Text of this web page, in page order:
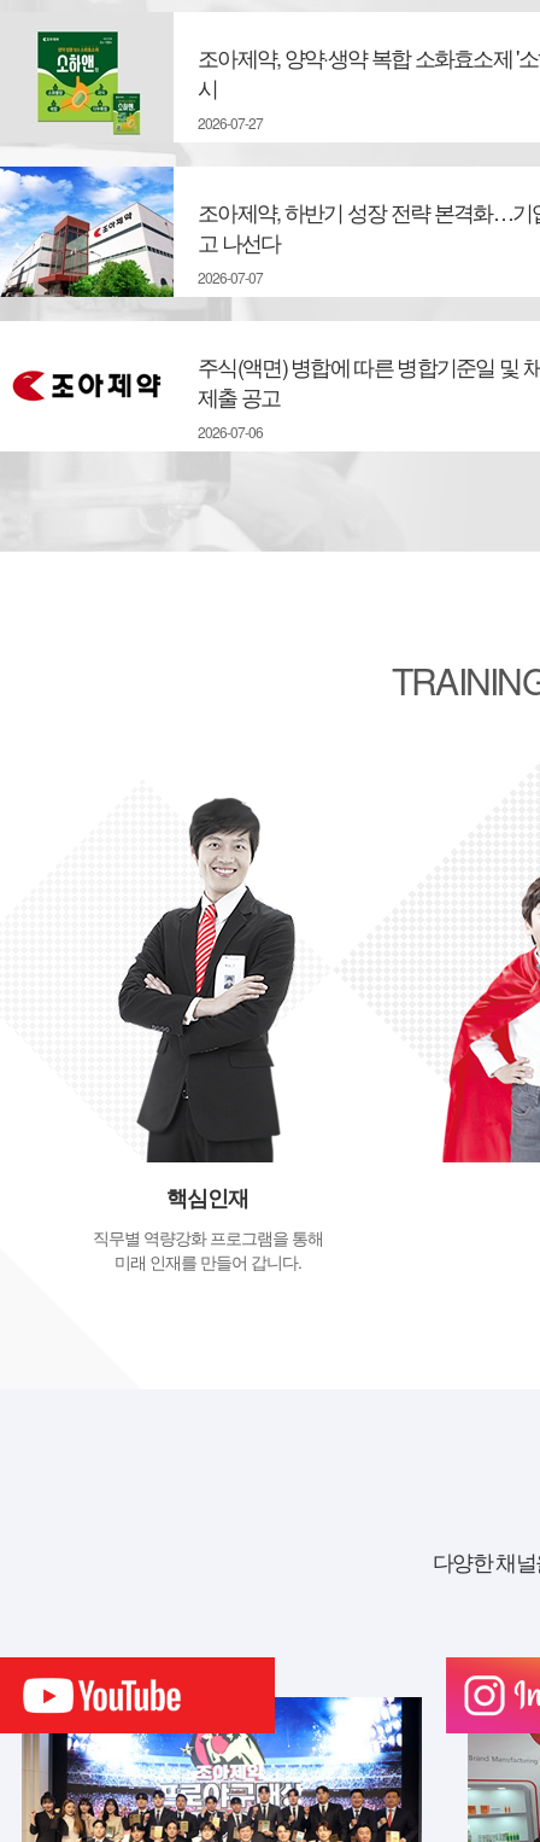
조아제약, 양약·생약 복합 소화효소제 '
시
2026-07-27
조아제약, 하반기 성장 전략 본격화…기
고 나선다
2026-07-07
주식(액면) 병합에 따른 병합기준일 및
제출 공고
2026-07-06
핵심인재
직무별 역량강화 프로그램을 통해
미래 인재를 만들어 갑니다.
다양한 채